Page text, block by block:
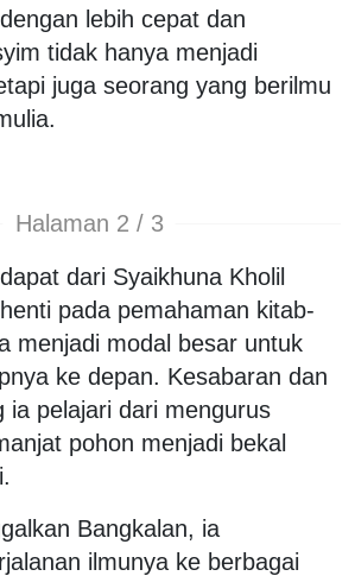
lebih cepat dan
tidak hanya menjadi
juga seorang yang berilmu
Halaman 2 / 3
dari Syaikhuna Kholil
pada pemahaman kitab-
menjadi modal besar untuk
ke depan. Kesabaran dan
ia pelajari dari mengurus
pohon menjadi bekal
Bangkalan, ia
ilmunya ke berbagai